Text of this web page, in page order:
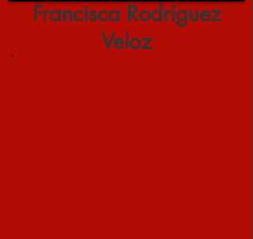
Francisca Rodríguez
Veloz